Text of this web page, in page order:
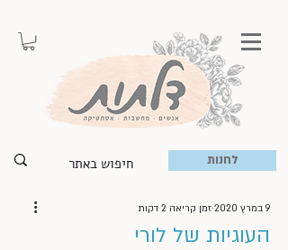
לחנות
העוגיות של לורי
9 במרץ 2020 זמן קריאה 2 דקות